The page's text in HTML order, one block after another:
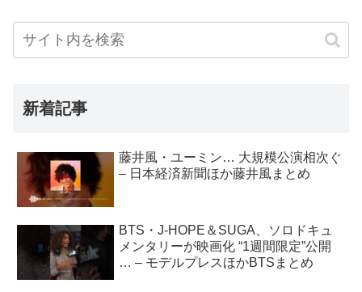
新着記事
藤井風・ユーミン… 大規模公演相次ぐ
– 日本経済新聞ほか藤井風まとめ
BTS・J-HOPE＆SUGA、ソロドキュ
メンタリーが映画化 “1週間限定”公開
… – モデルプレスほかBTSまとめ